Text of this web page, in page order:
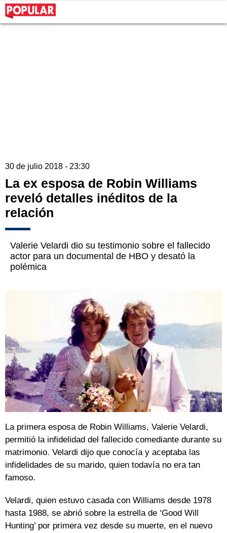
30 de julio 2018 - 23:30
La ex esposa de Robin Williams
reveló detalles inéditos de la
relación
Valerie Velardi dio su testimonio sobre el fallecido
actor para un documental de HBO y desató la
polémica
La primera esposa de Robin Williams, Valerie Velardi,
permitió la infidelidad del fallecido comediante durante su
matrimonio. Velardi dijo que conocía y aceptaba las
infidelidades de su marido, quien todavía no era tan
famoso.
Velardi, quien estuvo casada con Williams desde 1978
hasta 1988, se abrió sobre la estrella de ‘Good Will
Hunting’ por primera vez desde su muerte, en el nuevo